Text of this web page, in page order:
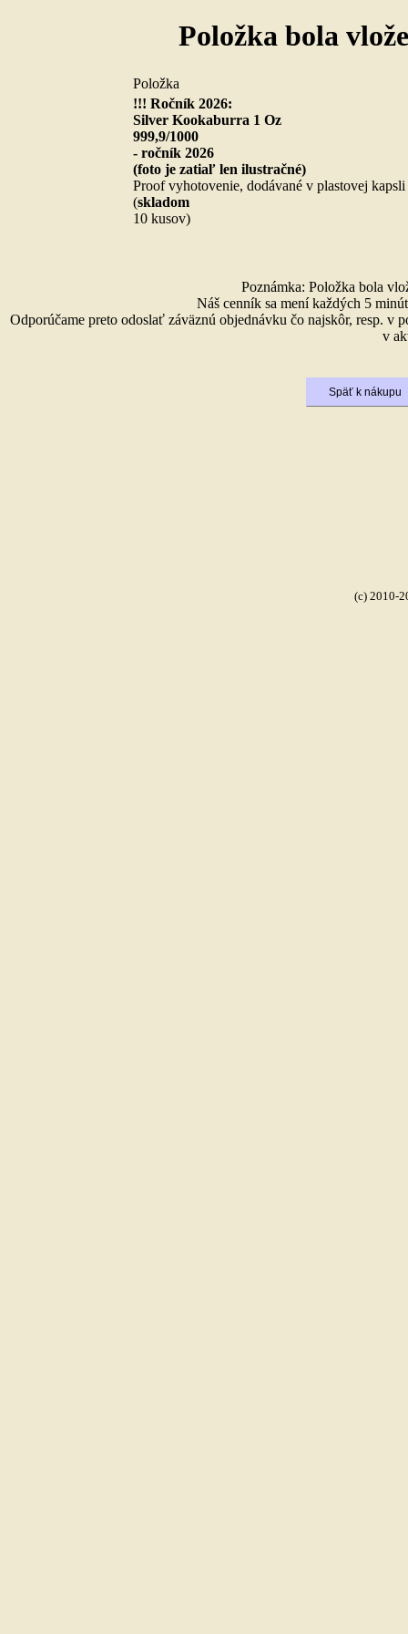
Položka bola
Položka
!!! Ročník 2026:
Silver Kookaburra 1 Oz
999,9/1000
- ročník 2026
(foto je zatiaľ len ilustračné)
Proof vyhotovenie, dodávané v plastovej kapsli
(skladom
10 kusov)
Poznámka: Položka bola
Náš cenník sa mení každých 5
Odporúčame preto odoslať záväznú objednávku čo najskôr, resp. v
v
(c) 2010-